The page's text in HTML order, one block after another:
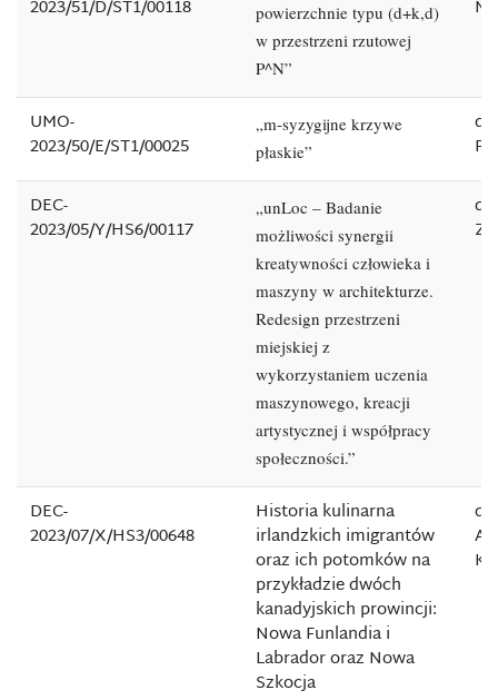
2023/51/D/ST1/00118
powierzchnie typu (d+k,d)
w przestrzeni rzutowej
P^N”
UMO-
2023/50/E/ST1/00025
„m-syzygijne krzywe
płaskie”
dr
DEC-
2023/05/Y/HS6/00117
„unLoc – Badanie
możliwości synergii
kreatywności człowieka i
maszyny w architekturze.
Redesign przestrzeni
miejskiej z
wykorzystaniem uczenia
maszynowego, kreacji
artystycznej i współpracy
społeczności.”
dr
DEC-
2023/07/X/HS3/00648
Historia kulinarna
irlandzkich imigrantów
oraz ich potomków na
przykładzie dwóch
kanadyjskich prowincji:
Nowa Funlandia i
Labrador oraz Nowa
Szkocja
dr